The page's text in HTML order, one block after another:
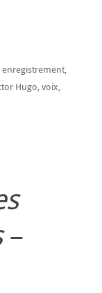
enregistrement,
Hugo,voix,
–